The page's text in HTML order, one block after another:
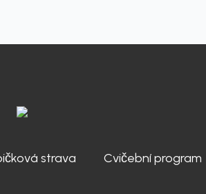
strava Cvičební program